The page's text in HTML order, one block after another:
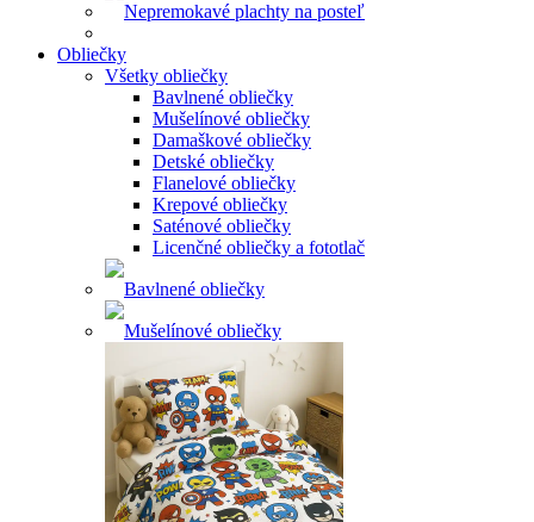
Nepremokavé plachty na posteľ
Obliečky
Všetky obliečky
Bavlnené obliečky
Mušelínové obliečky
Damaškové obliečky
Detské obliečky
Flanelové obliečky
Krepové obliečky
Saténové obliečky
Licenčné obliečky a fototlač
Bavlnené obliečky
Mušelínové obliečky